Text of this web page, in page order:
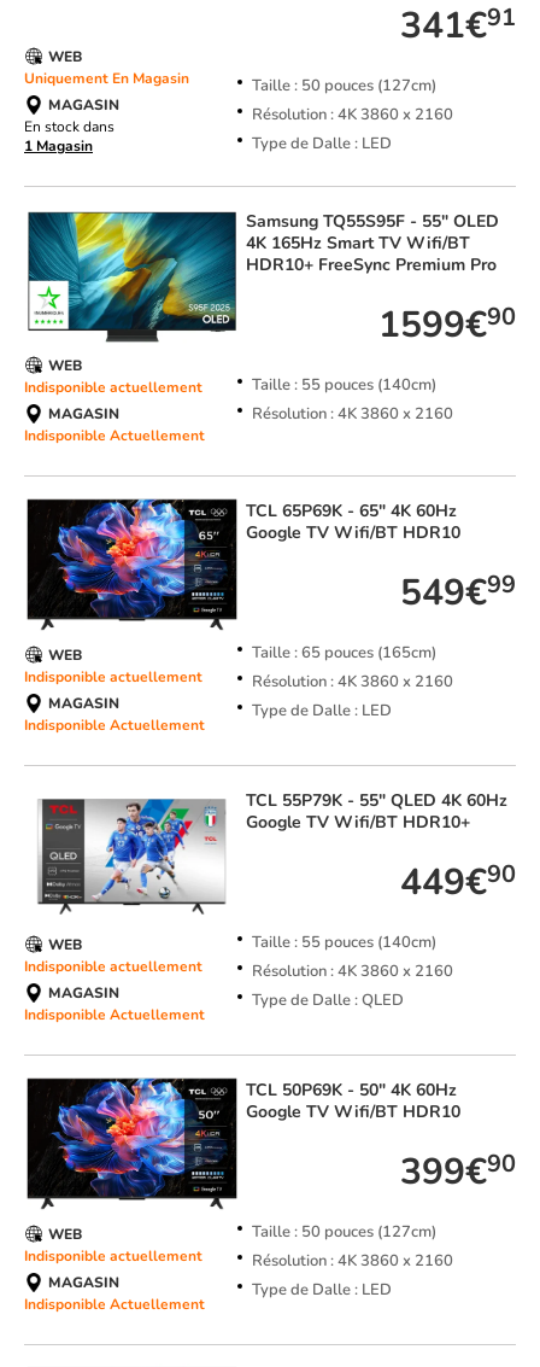
341€91
Taille : 50 pouces (127cm)
Résolution : 4K 3860 x 2160
Type de Dalle : LED
WEB
Uniquement En Magasin
MAGASIN
En stock dans
1 Magasin
Samsung TQ55S95F - 55" OLED
4K 165Hz Smart TV Wifi/BT
HDR10+ FreeSync Premium Pro
1599€90
Taille : 55 pouces (140cm)
Résolution : 4K 3860 x 2160
WEB
Indisponible actuellement
MAGASIN
Indisponible Actuellement
TCL 65P69K - 65" 4K 60Hz
Google TV Wifi/BT HDR10
549€99
Taille : 65 pouces (165cm)
Résolution : 4K 3860 x 2160
Type de Dalle : LED
WEB
Indisponible actuellement
MAGASIN
Indisponible Actuellement
TCL 55P79K - 55" QLED 4K 60Hz
Google TV Wifi/BT HDR10+
449€90
Taille : 55 pouces (140cm)
Résolution : 4K 3860 x 2160
Type de Dalle : QLED
WEB
Indisponible actuellement
MAGASIN
Indisponible Actuellement
TCL 50P69K - 50" 4K 60Hz
Google TV Wifi/BT HDR10
399€90
Taille : 50 pouces (127cm)
Résolution : 4K 3860 x 2160
Type de Dalle : LED
WEB
Indisponible actuellement
MAGASIN
Indisponible Actuellement